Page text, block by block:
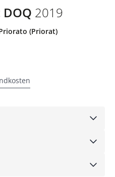
2019
(Priorat)